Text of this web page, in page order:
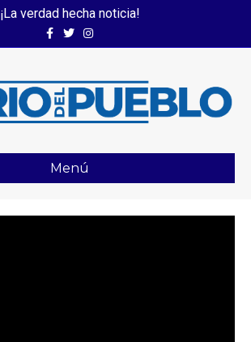
¡La verdad hecha noticia!
FacebookTwitterInstagram
Menú